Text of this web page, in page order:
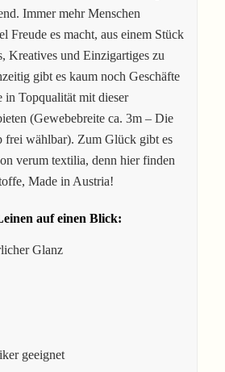
Immer mehr Menschen
Freude es macht, aus einem Stück
Kreatives und Einzigartiges zu
gibt es kaum noch Geschäfte
Topqualität mit dieser
(Gewebebreite ca. 3m – Die
frei wählbar). Zum Glück gibt es
verum textilia, denn hier finden
Made in Austria!
auf einen Blick:
Glanz
geeignet